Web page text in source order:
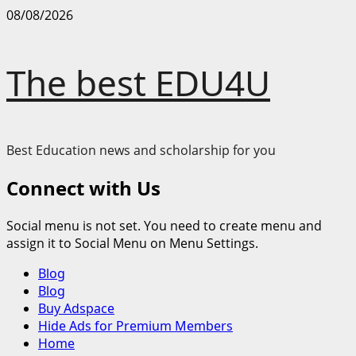
Skip
08/08/2026
The best EDU4U
Best Education news and scholarship for you
Connect with Us
Social menu is not set. You need to create menu and
assign it to Social Menu on Menu Settings.
Primary
Menu
Blog
Blog
Buy Adspace
Hide Ads for Premium Members
Home